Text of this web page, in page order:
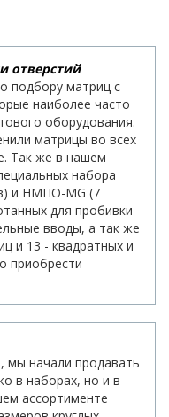
отверстий
подбору матриц с
наиболее часто
оборудования.
матрицы во всех
Так же в нашем
набора
и НМПО-MG (7
для пробивки
вводы, а так же
и 13 - квадратных и
приобрести
мы начали продавать
в наборах, но и в
ассортименте